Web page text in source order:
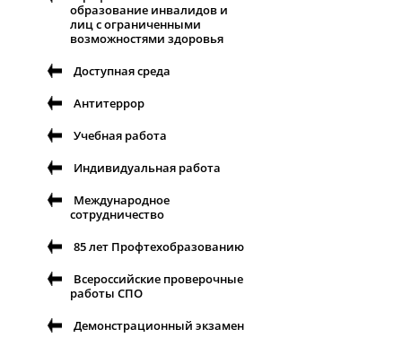
образование инвалидов и
лиц с ограниченными
возможностями здоровья
Доступная среда
Антитеррор
Учебная работа
Индивидуальная работа
Международное
сотрудничество
85 лет Профтехобразованию
Всероссийские проверочные
работы СПО
Демонстрационный экзамен